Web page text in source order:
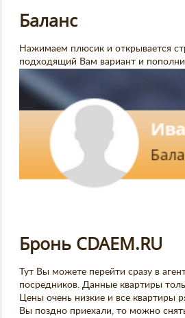
Баланс
Нажимаем плюсик и открывается
подходящий Вам вариант и
Бронь CDAEM.RU
Тут Вы можете перейти сразу в
посредников. Данные квартиры
Цены очень низкие и все квартиры
Вы поздно приехали, то можно